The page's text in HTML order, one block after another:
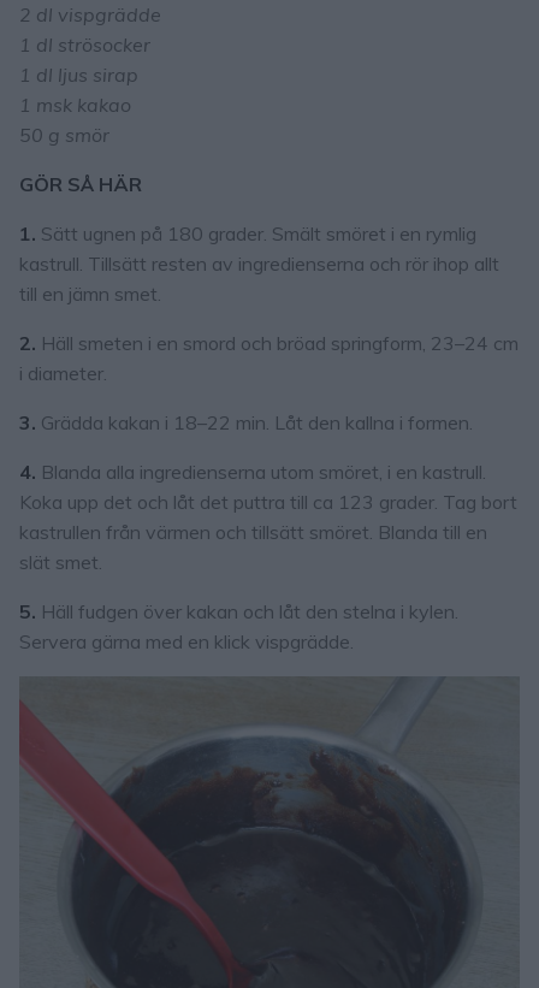
2 dl vispgrädde
1 dl strösocker
1 dl ljus sirap
1 msk kakao
50 g smör
GÖR SÅ HÄR
1. Sätt ugnen på 180 grader. Smält smöret i en rymlig
kastrull. Tillsätt resten av ingredienserna och rör ihop allt
till en jämn smet.
2. Häll smeten i en smord och bröad springform, 23–24 cm
i diameter.
3. Grädda kakan i 18–22 min. Låt den kallna i formen.
4. Blanda alla ingredienserna utom smöret, i en kastrull.
Koka upp det och låt det puttra till ca 123 grader. Tag bort
kastrullen från värmen och tillsätt smöret. Blanda till en
slät smet.
5. Häll fudgen över kakan och låt den stelna i kylen.
Servera gärna med en klick vispgrädde.